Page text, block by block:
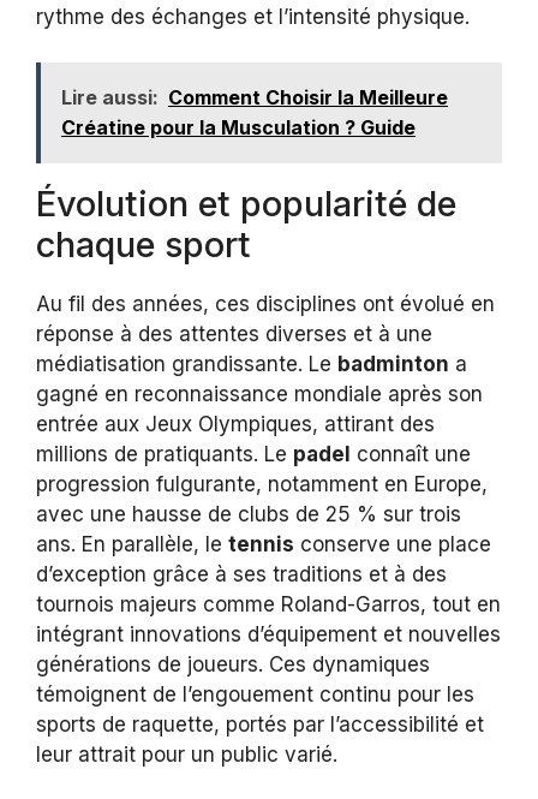
rythme des échanges et l’intensité physique.
Lire aussi: Comment Choisir la Meilleure
Créatine pour la Musculation ? Guide
Évolution et popularité de
chaque sport
Au fil des années, ces disciplines ont évolué en
réponse à des attentes diverses et à une
médiatisation grandissante. Le badminton a
gagné en reconnaissance mondiale après son
entrée aux Jeux Olympiques, attirant des
millions de pratiquants. Le padel connaît une
progression fulgurante, notamment en Europe,
avec une hausse de clubs de 25 % sur trois
ans. En parallèle, le tennis conserve une place
d’exception grâce à ses traditions et à des
tournois majeurs comme Roland-Garros, tout en
intégrant innovations d’équipement et nouvelles
générations de joueurs. Ces dynamiques
témoignent de l’engouement continu pour les
sports de raquette, portés par l’accessibilité et
leur attrait pour un public varié.